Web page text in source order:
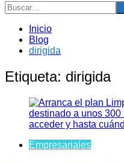
Inicio
Blog
dirigida
Etiqueta: dirigida
Empresariales